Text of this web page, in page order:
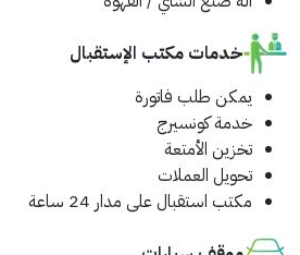
خدمات مكتب الإستقبال
يمكن طلب فاتورة
خدمة كونسيرج
تخزين الأمتعة
تحويل العملات
مكتب استقبال على مدار 24 ساعة